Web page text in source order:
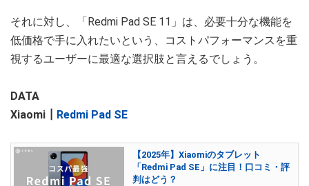
それに対し、「Redmi Pad SE 11」は、必要十分な機能を
低価格で手に入れたいという、コストパフォーマンスを重
視するユーザーに最適な選択肢と言えるでしょう。
DATA
Xiaomi┃ Redmi Pad SE
【2025年】Xiaomiのタブレット
「Redmi Pad SE」に注目！口コミ・評
判はどう？